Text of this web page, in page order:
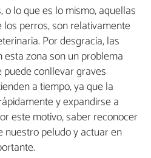
lo que es lo mismo, aquellas
perros, son relativamente
Por desgracia, las
zona son un problema
conllevar graves
a tiempo, ya que la
y expandirse a
este motivo, saber reconocer
nuestro peludo y actuar en